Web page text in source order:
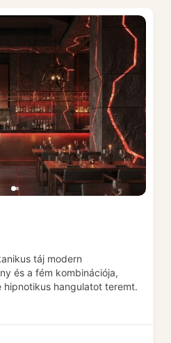
táj modern
és a fém kombinációja,
hipnotikus hangulatot teremt.